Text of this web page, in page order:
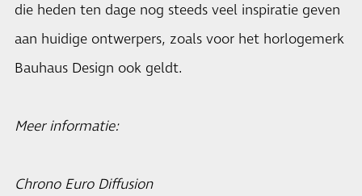
die heden ten dage nog steeds veel inspiratie geven
aan huidige ontwerpers, zoals voor het horlogemerk
Bauhaus Design ook geldt.
Meer informatie:
Chrono Euro Diffusion